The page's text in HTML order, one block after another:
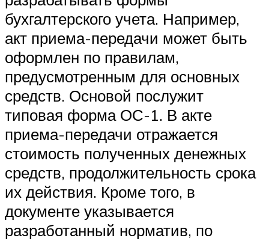
бухгалтерского учета. Например,
акт приема-передачи может быть
оформлен по правилам,
предусмотренным для основных
средств. Основой послужит
типовая форма ОС-1. В акте
приема-передачи отражается
стоимость полученных денежных
средств, продолжительность срока
их действия. Кроме того, в
документе указывается
разработанный норматив, по